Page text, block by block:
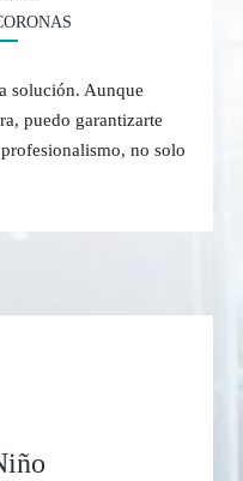
solución. Aunque
puedo garantizarte
no solo